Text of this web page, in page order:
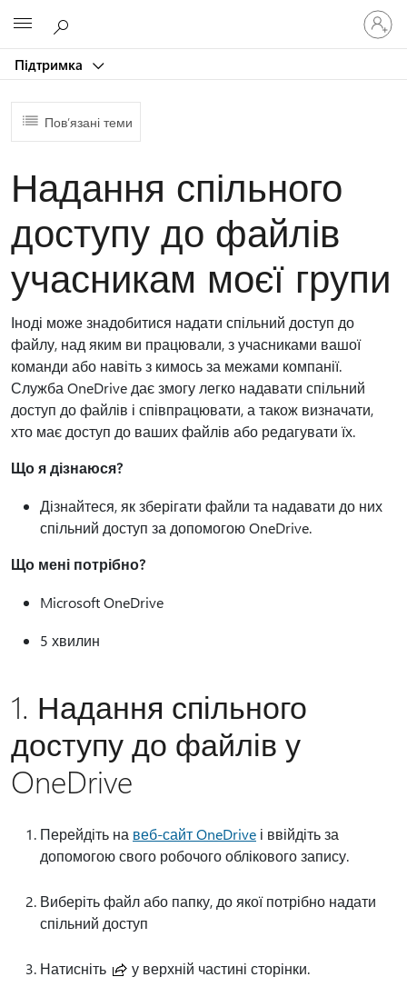
Підтримка
Увійдіть
свій
запис
Пов’язані теми
Надання спільного
доступу до файлів
учасникам моєї групи
Іноді може знадобитися надати спільний доступ до
файлу, над яким ви працювали, з учасниками вашої
команди або навіть з кимось за межами компанії.
Служба OneDrive дає змогу легко надавати спільний
доступ до файлів і співпрацювати, а також визначати,
хто має доступ до ваших файлів або редагувати їх.
Що я дізнаюся?
Дізнайтеся, як зберігати файли та надавати до них
спільний доступ за допомогою OneDrive.
Що мені потрібно?
Microsoft OneDrive
5 хвилин
1. Надання спільного
доступу до файлів у
OneDrive
Перейдіть на веб-сайт OneDrive і ввійдіть за
допомогою свого робочого облікового запису.
Виберіть файл або папку, до якої потрібно надати
спільний доступ
Натисніть у верхній частині сторінки.